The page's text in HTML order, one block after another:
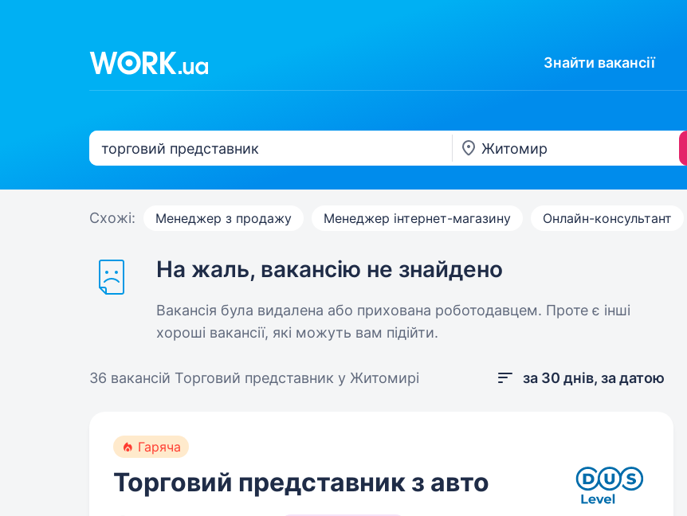
Знайти вакансії
Схожі: Менеджер з продажу Менеджер інтернет-магазину Онлайн-консультант
На жаль, вакансію не знайдено
Вакансія була видалена або прихована роботодавцем. Проте є інші
хороші вакансії, які можуть вам підійти.
36 вакансій Торговий представник у Житомирі за 30 днів, за датою
Гаряча
Торговий представник з авто